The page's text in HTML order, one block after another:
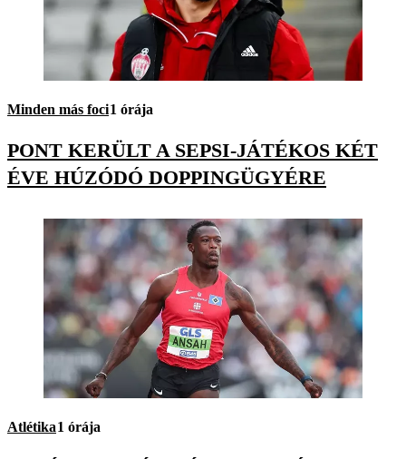
Minden más foci1 órája
PONT KERÜLT A SEPSI-JÁTÉKOS KÉT
ÉVE HÚZÓDÓ DOPPINGÜGYÉRE
Atlétika1 órája